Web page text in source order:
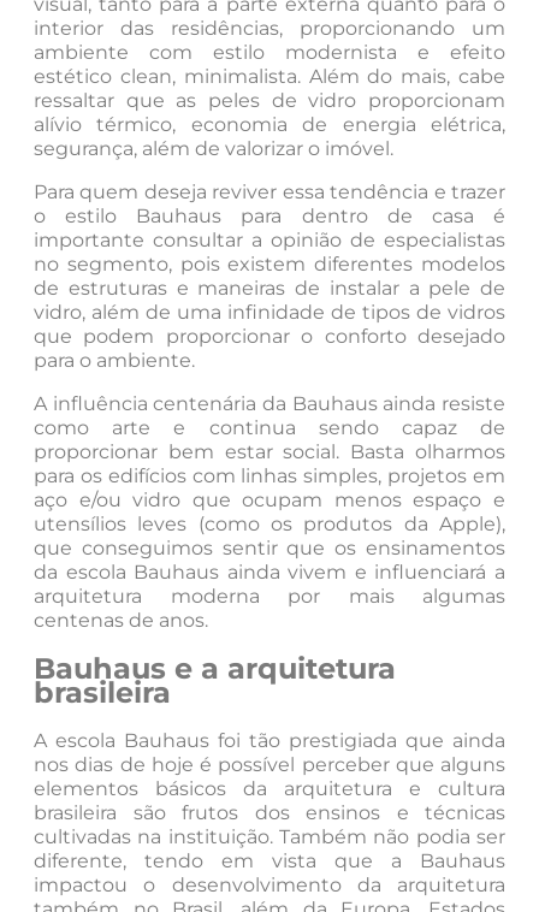
interior das residências, proporcionando um
ambiente com estilo modernista e efeito
estético clean, minimalista. Além do mais, cabe
ressaltar que as peles de vidro proporcionam
alívio térmico, economia de energia elétrica,
segurança, além de valorizar o imóvel.
Para quem deseja reviver essa tendência e trazer
o estilo Bauhaus para dentro de casa é
importante consultar a opinião de especialistas
no segmento, pois existem diferentes modelos
de estruturas e maneiras de instalar a pele de
vidro, além de uma infinidade de tipos de vidros
que podem proporcionar o conforto desejado
para o ambiente.
A influência centenária da Bauhaus ainda resiste
como arte e continua sendo capaz de
proporcionar bem estar social. Basta olharmos
para os edifícios com linhas simples, projetos em
aço e/ou vidro que ocupam menos espaço e
utensílios leves (como os produtos da Apple),
que conseguimos sentir que os ensinamentos
da escola Bauhaus ainda vivem e influenciará a
arquitetura moderna por mais algumas
centenas de anos.
Bauhaus e a arquitetura
brasileira
A escola Bauhaus foi tão prestigiada que ainda
nos dias de hoje é possível perceber que alguns
elementos básicos da arquitetura e cultura
brasileira são frutos dos ensinos e técnicas
cultivadas na instituição. Também não podia ser
diferente, tendo em vista que a Bauhaus
impactou o desenvolvimento da arquitetura